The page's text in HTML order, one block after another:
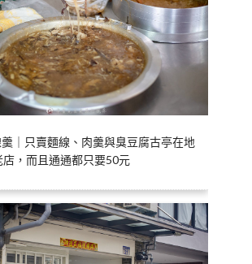
｜只賣麵線、肉羹與臭豆腐古亭在地
，而且通通都只要50元